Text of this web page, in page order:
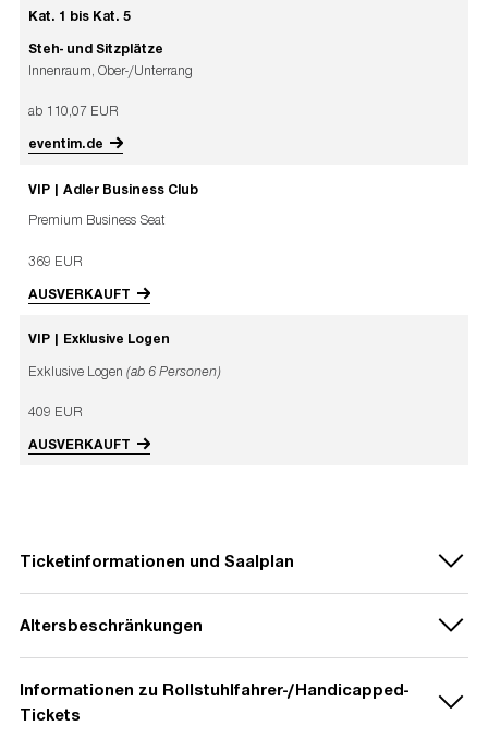
Kat. 1 bis Kat. 5
Steh- und Sitzplätze
Innenraum, Ober-/Unterrang
ab 110,07 EUR
eventim.de
VIP | Adler Business Club
Premium Business Seat
369 EUR
AUSVERKAUFT
VIP | Exklusive Logen
Exklusive Logen(ab 6 Personen)
409 EUR
AUSVERKAUFT
Ticketinformationen und Saalplan
Fr., 15. November 2024, 11:00 Uhr
Altersbeschränkungen
Informationen zu Rollstuhlfahrer-/Handicapped-
Tickets